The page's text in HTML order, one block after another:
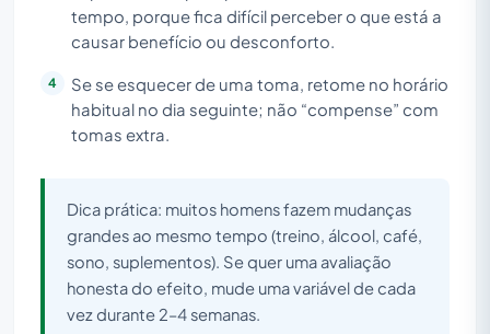
tempo, porque fica difícil perceber o que está a
causar benefício ou desconforto.
Se se esquecer de uma toma, retome no horário
habitual no dia seguinte; não “compense” com
tomas extra.
Dica prática: muitos homens fazem mudanças
grandes ao mesmo tempo (treino, álcool, café,
sono, suplementos). Se quer uma avaliação
honesta do efeito, mude uma variável de cada
vez durante 2–4 semanas.